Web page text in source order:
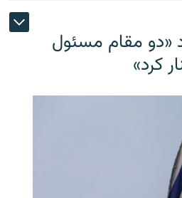
«دو مقام مسئول
کرد»